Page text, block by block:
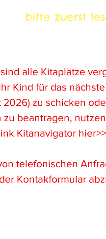
bitte zuerst
alle Kitaplätze
Kind für das
zu schicken
zu beantragen,
Kitanavigator hier>>
telefonischen
Kontakformular